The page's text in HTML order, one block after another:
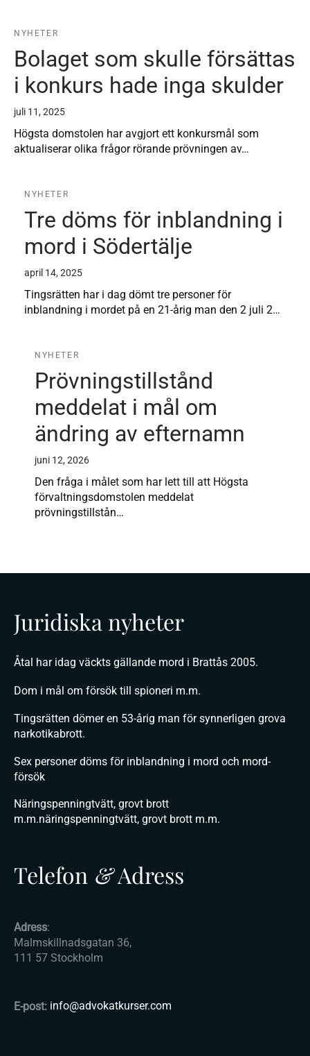
NYHETER
Bolaget som skulle försättas
i konkurs hade inga skulder
juli 11, 2025
Högsta domstolen har avgjort ett konkursmål som
aktualiserar olika frågor rörande prövningen av…
NYHETER
Tre döms för inblandning i
mord i Södertälje
april 14, 2025
Tingsrätten har i dag dömt tre personer för
inblandning i mordet på en 21-årig man den 2 juli 2…
NYHETER
Prövningstillstånd
meddelat i mål om
ändring av efternamn
juni 12, 2026
Den fråga i målet som har lett till att Högsta
förvaltningsdomstolen meddelat
prövningstillstån…
Juridiska nyheter
Åtal har idag väckts gällande mord i Brattås 2005.
Dom i mål om försök till spioneri m.m.
Tingsrätten dömer en 53-årig man för synnerligen grova
narkotikabrott.
Sex personer döms för inblandning i mord och mord-
försök
Näringspenningtvätt, grovt brott
m.m.näringspenningtvätt, grovt brott m.m.
Telefon &Adress
Adress:
Malmskillnadsgatan 36,
111 57 Stockholm
E-post: info@advokatkurser.com